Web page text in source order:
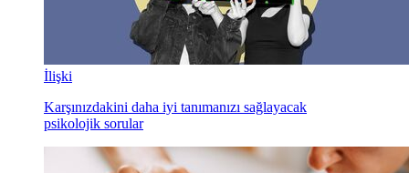
İlişki
Karşınızdakini daha iyi tanımanızı sağlayacak
psikolojik sorular